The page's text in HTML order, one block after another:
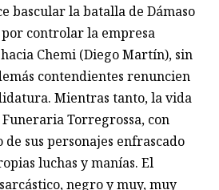
bascular la batalla de Dámaso
por controlar la empresa
Chemi (Diego Martín), sin
contendientes renuncien
Mientras tanto, la vida
Funeraria Torregrossa, con
de sus personajes enfrascado
luchas y manías. El
negro y muy, muy